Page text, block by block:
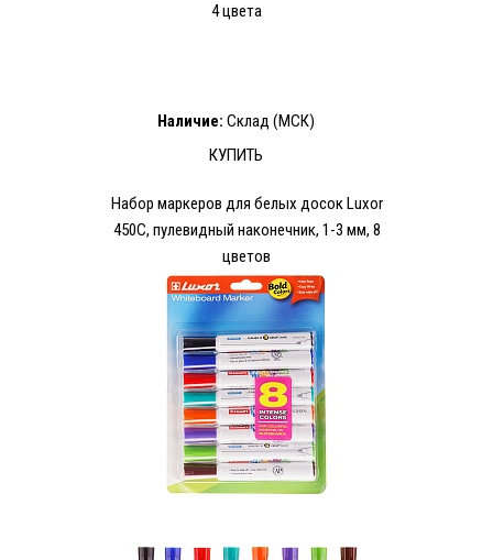
4 цвета
Наличие: Склад (МСК)
КУПИТЬ
Набор маркеров для белых досок Luxor
450C, пулевидный наконечник, 1-3 мм, 8
цветов